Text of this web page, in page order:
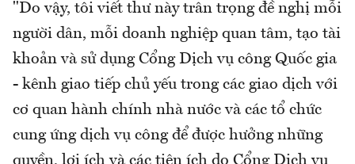
"Do vậy, tôi viết thư này trân trọng đề nghị mỗi
người dân, mỗi doanh nghiệp quan tâm, tạo tài
khoản và sử dụng Cổng Dịch vụ công Quốc gia
- kênh giao tiếp chủ yếu trong các giao dịch với
cơ quan hành chính nhà nước và các tổ chức
cung ứng dịch vụ công để được hưởng những